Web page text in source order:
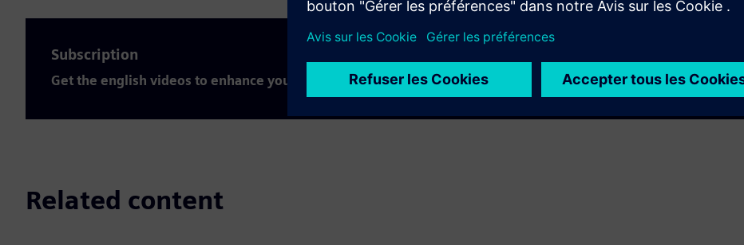
Subscription
Get the english videos to enhance your expertise
Related content